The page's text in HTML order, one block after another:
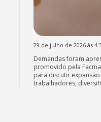
29 de julho de 2026 às
Demandas foram
promovido pela
para discutir
trabalhadores,